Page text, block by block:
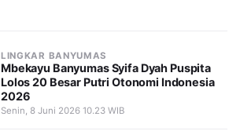
LINGKAR BANYUMAS
Mbekayu Banyumas Syifa Dyah Puspita
Lolos 20 Besar Putri Otonomi Indonesia
2026
Senin, 8 Juni 2026 10.23 WIB